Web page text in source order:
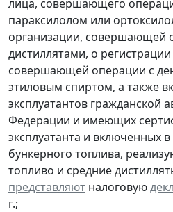
лица, совершающего
параксилолом или
организации, совершающей
дистиллятами, о
совершающей операции с
этиловым спиртом, а также
эксплуатантов гражданской
Федерации и имеющих
эксплуатанта и включенных
бункерного топлива,
топливо и средние
представляют налоговую
г.;